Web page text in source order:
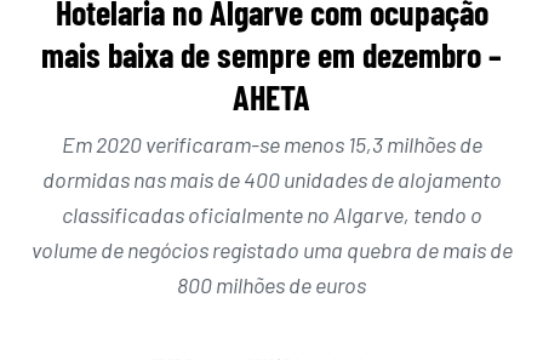
Hotelaria no Algarve com ocupação
mais baixa de sempre em dezembro –
AHETA
Em 2020 verificaram-se menos 15,3 milhões de
dormidas nas mais de 400 unidades de alojamento
classificadas oficialmente no Algarve, tendo o
volume de negócios registado uma quebra de mais de
800 milhões de euros